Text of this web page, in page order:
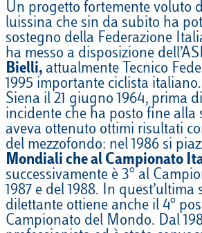
Un progetto fortemente voluto
luissina che sin da subito ha
sostegno della Federazione
ha messo a disposizione
Bielli, attualmente Tecnico
1995 importante ciclista
Siena il 21 giugno 1964, prima
incidente che ha posto fine alla
aveva ottenuto ottimi risultati
del mezzofondo: nel 1986 si
Mondiali che al Campionato
successivamente è 3° al
1987 e del 1988. In quest’ultima
dilettante ottiene anche il 4°
Campionato del Mondo. Dal